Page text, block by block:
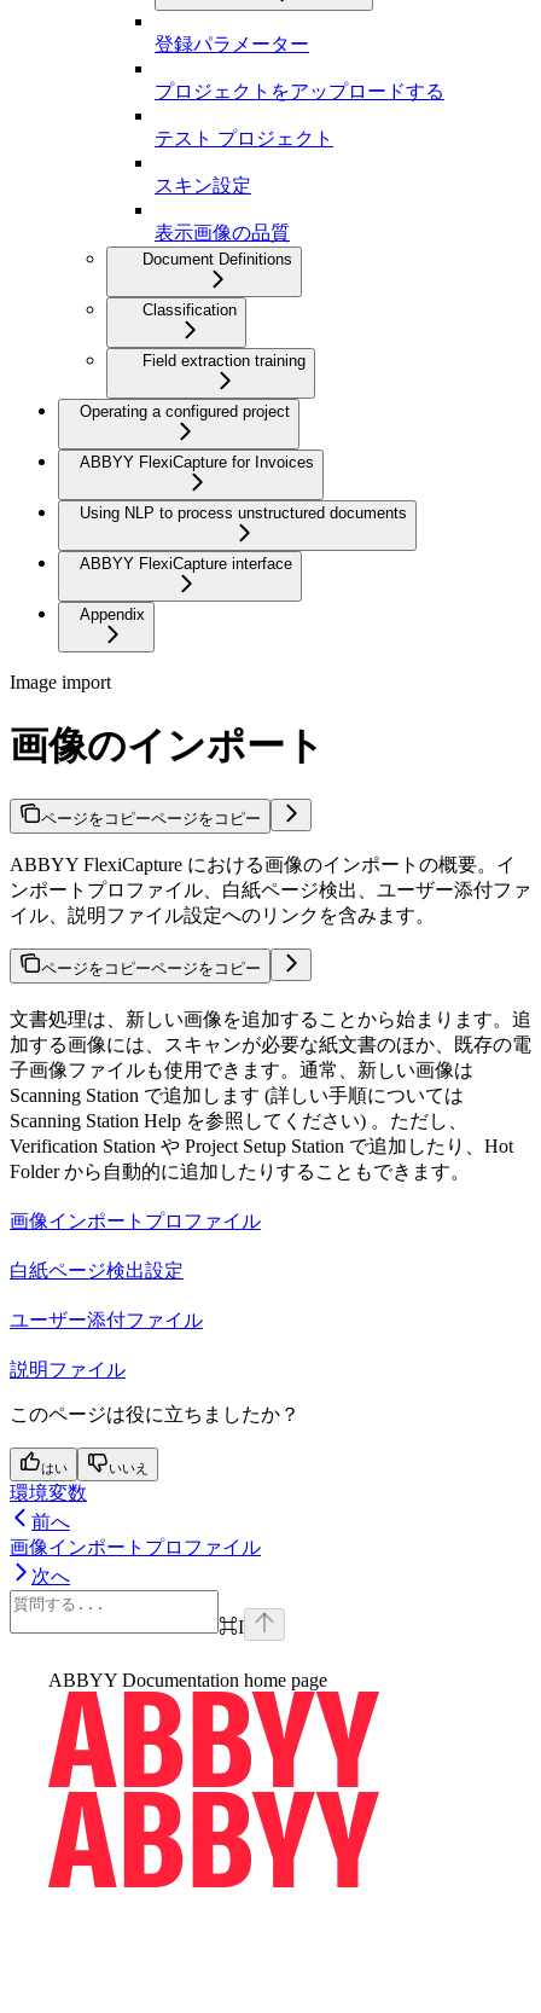
登録パラメーター
プロジェクトをアップロードする
テスト プロジェクト
スキン設定
表示画像の品質
Document Definitions
Classification
Field extraction training
Operating a configured project
ABBYY FlexiCapture for Invoices
Using NLP to process unstructured documents
ABBYY FlexiCapture interface
Appendix
Image import
画像のインポート
ページをコピーページをコピー
ABBYY FlexiCapture における画像のインポートの概要。イ
ンポートプロファイル、白紙ページ検出、ユーザー添付ファ
イル、説明ファイル設定へのリンクを含みます。
ページをコピーページをコピー
文書処理は、新しい画像を追加することから始まります。追
加する画像には、スキャンが必要な紙文書のほか、既存の電
子画像ファイルも使用できます。通常、新しい画像は
Scanning Station で追加します (詳しい手順については
Scanning Station Help を参照してください) 。ただし、
Verification Station や Project Setup Station で追加したり、Hot
Folder から自動的に追加したりすることもできます。
画像インポートプロファイル
白紙ページ検出設定
ユーザー添付ファイル
説明ファイル
このページは役に立ちましたか？
はい いいえ
環境変数
前へ
画像インポートプロファイル
次へ
⌘I
ABBYY Documentation home page